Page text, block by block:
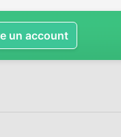
un account